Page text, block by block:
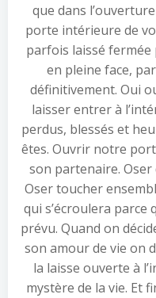
que dans
porte intérieure de
parfois laissé fermée
en pleine face,
définitivement. Oui
laisser entrer à
perdus, blessés et
êtes. Ouvrir notre
son partenaire.
Oser toucher
qui s’écroulera parce
prévu. Quand on
son amour de vie on
la laisse ouverte à
mystère de la vie. Et